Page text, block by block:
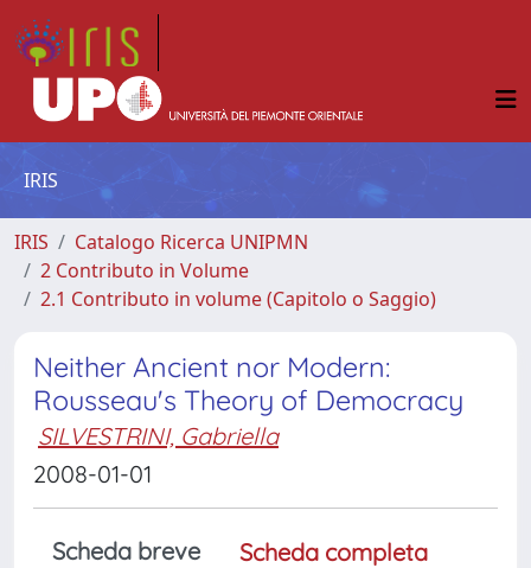
IRIS
IRIS
Catalogo Ricerca UNIPMN
2 Contributo in Volume
2.1 Contributo in volume (Capitolo o Saggio)
Neither Ancient nor Modern:
Rousseau's Theory of Democracy
SILVESTRINI, Gabriella
2008-01-01
Scheda breve
Scheda completa